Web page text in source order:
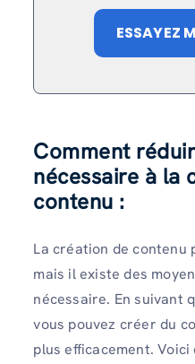
ESSAYEZ
Comment
nécessaire à la
contenu :
La création de contenu
mais il existe des
nécessaire. En suivant
vous pouvez créer du
plus efficacement.